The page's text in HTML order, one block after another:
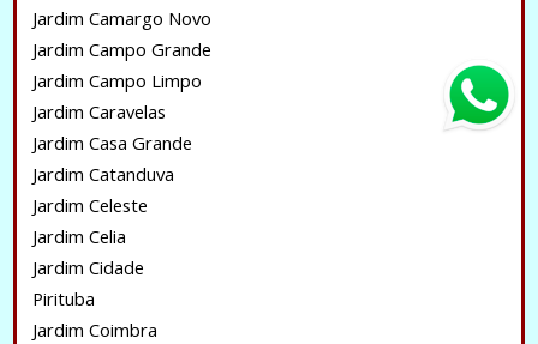
Jardim Camargo Novo
Jardim Campo Grande
Jardim Campo Limpo
Jardim Caravelas
Jardim Casa Grande
Jardim Catanduva
Jardim Celeste
Jardim Celia
Jardim Cidade
Pirituba
Jardim Coimbra